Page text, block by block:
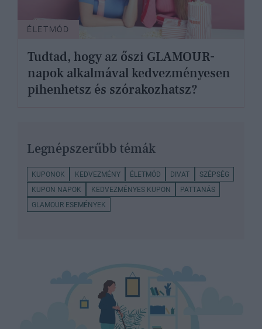
ÉLETMÓD
Tudtad, hogy az őszi GLAMOUR-
napok alkalmával kedvezményesen
pihenhetsz és szórakozhatsz?
Legnépszerűbb témák
KUPONOK KEDVEZMÉNY ÉLETMÓD DIVAT
SZÉPSÉG
KUPON NAPOK
KEDVEZMÉNYES KUPON
PATTANÁS
GLAMOUR ESEMÉNYEK